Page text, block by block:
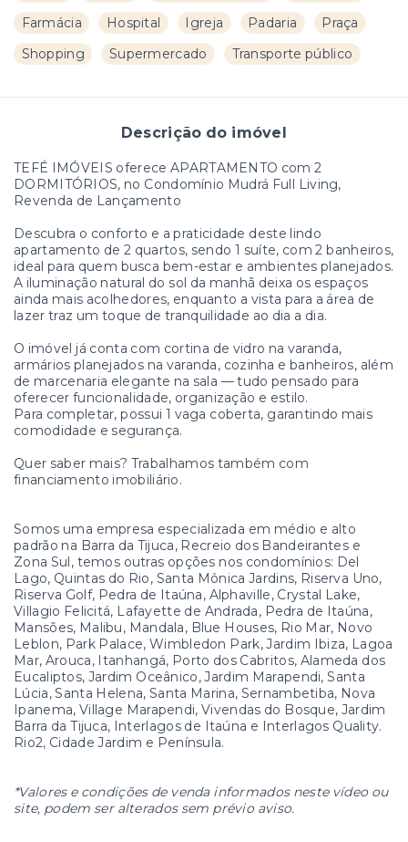
Farmácia Hospital Igreja Padaria
Praça
Shopping
Supermercado Transporte público
Descrição do imóvel
TEFÉ IMÓVEIS oferece APARTAMENTO com 2
DORMITÓRIOS, no Condomínio Mudrá Full Living,
Revenda de Lançamento
Descubra o conforto e a praticidade deste lindo
apartamento de 2 quartos, sendo 1 suíte, com 2 banheiros,
ideal para quem busca bem-estar e ambientes planejados.
A iluminação natural do sol da manhã deixa os espaços
ainda mais acolhedores, enquanto a vista para a área de
lazer traz um toque de tranquilidade ao dia a dia.
O imóvel já conta com cortina de vidro na varanda,
armários planejados na varanda, cozinha e banheiros, além
de marcenaria elegante na sala — tudo pensado para
oferecer funcionalidade, organização e estilo.
Para completar, possui 1 vaga coberta, garantindo mais
comodidade e segurança.
Quer saber mais? Trabalhamos também com
financiamento imobiliário.
Somos uma empresa especializada em médio e alto
padrão na Barra da Tijuca, Recreio dos Bandeirantes e
Zona Sul, temos outras opções nos condomínios: Del
Lago, Quintas do Rio, Santa Mônica Jardins, Riserva Uno,
Riserva Golf, Pedra de Itaúna, Alphaville, Crystal Lake,
Villagio Felicitá, Lafayette de Andrada, Pedra de Itaúna,
Mansões, Malibu, Mandala, Blue Houses, Rio Mar, Novo
Leblon, Park Palace, Wimbledon Park, Jardim Ibiza, Lagoa
Mar, Arouca, Itanhangá, Porto dos Cabritos, Alameda dos
Eucaliptos, Jardim Oceânico, Jardim Marapendi, Santa
Lúcia, Santa Helena, Santa Marina, Sernambetiba, Nova
Ipanema, Village Marapendi, Vivendas do Bosque, Jardim
Barra da Tijuca, Interlagos de Itaúna e Interlagos Quality.
Rio2, Cidade Jardim e Península.
*Valores e condições de venda informados neste vídeo ou
site, podem ser alterados sem prévio aviso.